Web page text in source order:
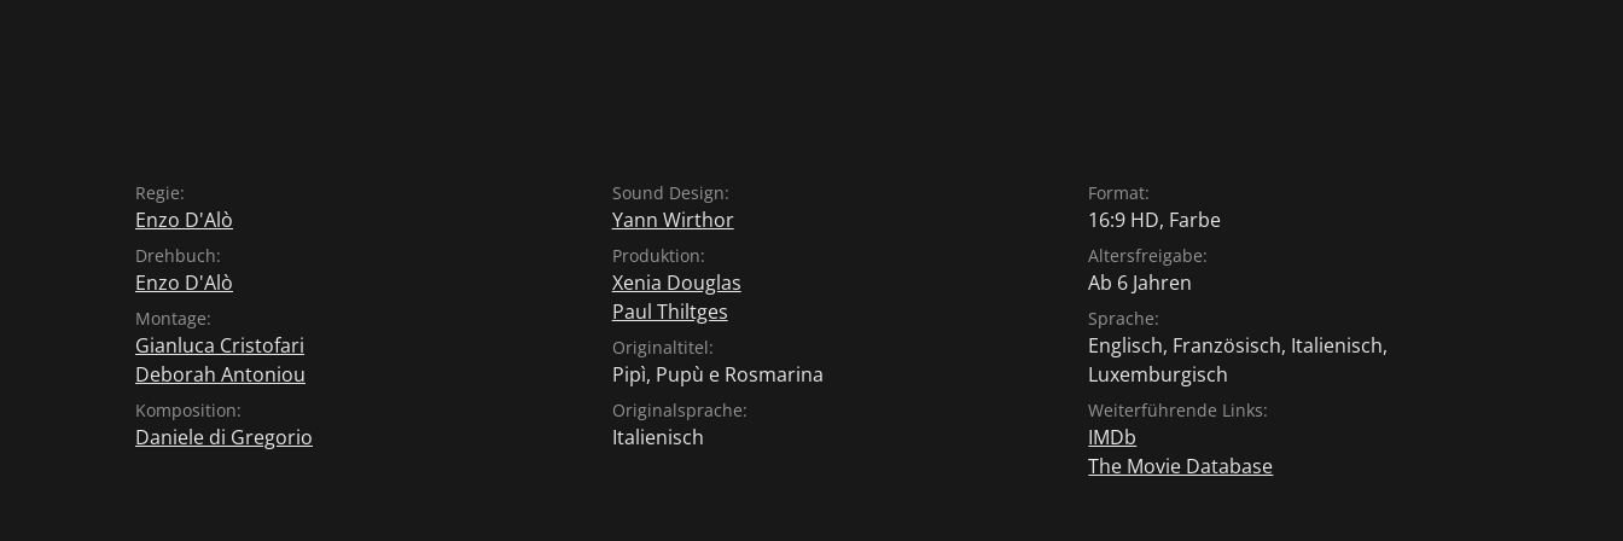
Regie:
Enzo D'Alò
Drehbuch:
Enzo D'Alò
Montage:
Gianluca Cristofari
Deborah Antoniou
Komposition:
Daniele di Gregorio
Sound Design:
Yann Wirthor
Produktion:
Xenia Douglas
Paul Thiltges
Originaltitel:
Pipì, Pupù e Rosmarina
Originalsprache:
Italienisch
Format:
16:9 HD, Farbe
Altersfreigabe:
Ab 6 Jahren
Sprache:
Englisch, Französisch, Italienisch,
Luxemburgisch
Weiterführende Links:
IMDb
The Movie Database